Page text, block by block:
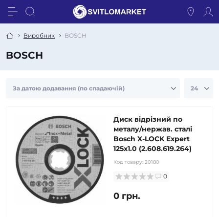
Виробник BOSCH
BOSCH
Диск відрізний по
металу/нержав. сталі
Bosch X-LOCK Expert
125x1.0 (2.608.619.264)
Код товару: 20180
0
0 грн.